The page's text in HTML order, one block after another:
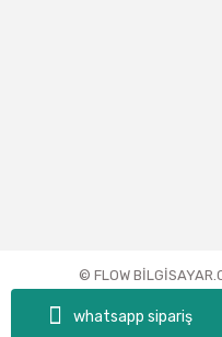
whatsapp sipariş
© FLOW
sertifikası ile